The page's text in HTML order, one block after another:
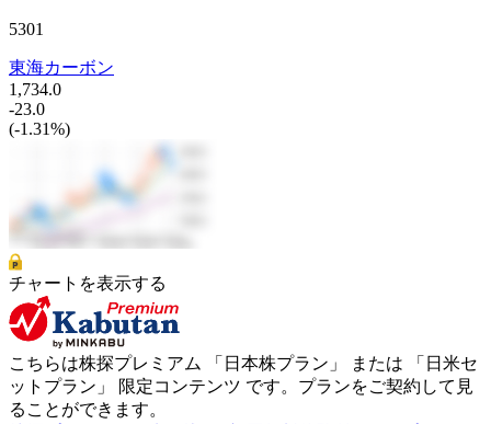
5301
東海カーボン
1,734.0
-23.0
(-1.31%)
チャートを表示する
こちらは株探プレミアム 「 日本株プラン 」 または 「 日米セ
ットプラン 」 限定コンテンツ です。プランをご契約して見
ることができます。